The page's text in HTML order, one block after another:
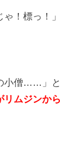
！標っ！」
小僧……」と
リムジンから